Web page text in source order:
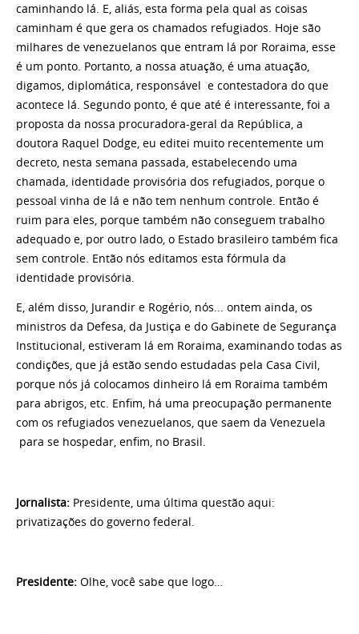
caminhando lá. E, aliás, esta forma pela qual as coisas
caminham é que gera os chamados refugiados. Hoje são
milhares de venezuelanos que entram lá por Roraima, esse
é um ponto. Portanto, a nossa atuação, é uma atuação,
digamos, diplomática, responsável e contestadora do que
acontece lá. Segundo ponto, é que até é interessante, foi a
proposta da nossa procuradora-geral da República, a
doutora Raquel Dodge, eu editei muito recentemente um
decreto, nesta semana passada, estabelecendo uma
chamada, identidade provisória dos refugiados, porque o
pessoal vinha de lá e não tem nenhum controle. Então é
ruim para eles, porque também não conseguem trabalho
adequado e, por outro lado, o Estado brasileiro também fica
sem controle. Então nós editamos esta fórmula da
identidade provisória.
E, além disso, Jurandir e Rogério, nós... ontem ainda, os
ministros da Defesa, da Justiça e do Gabinete de Segurança
Institucional, estiveram lá em Roraima, examinando todas as
condições, que já estão sendo estudadas pela Casa Civil,
porque nós já colocamos dinheiro lá em Roraima também
para abrigos, etc. Enfim, há uma preocupação permanente
com os refugiados venezuelanos, que saem da Venezuela
para se hospedar, enfim, no Brasil.
Jornalista: Presidente, uma última questão aqui:
privatizações do governo federal.
Presidente: Olhe, você sabe que logo…